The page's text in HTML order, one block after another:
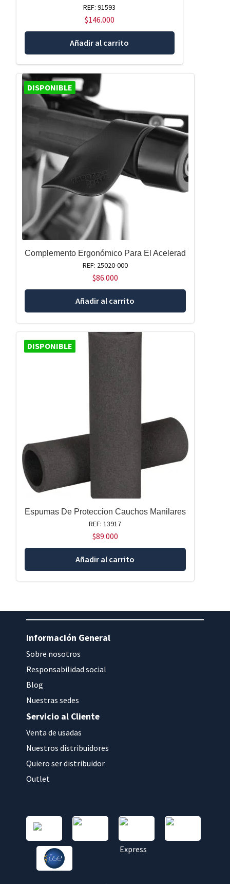
REF: 91593
$146.000
Añadir al carrito
DISPONIBLE
Complemento Ergonómico Para El Acelerad
REF: 25020-000
$86.000
Añadir al carrito
DISPONIBLE
Espumas De Proteccion Cauchos Manilares
REF: 13917
$89.000
Añadir al carrito
Información General
Sobre nosotros
Responsabilidad social
Blog
Nuestras sedes
Servicio al Cliente
Venta de usadas
Nuestros distribuidores
Quiero ser distribuidor
Outlet